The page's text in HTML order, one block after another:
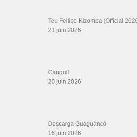
Teu Feitiço-Kizomba (Official
21 juin 2026
Canguil
20 juin 2026
Descarga Guaguancó
16 juin 2026